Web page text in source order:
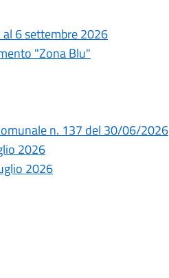
6 settembre 2026
"Zona Blu"
n. 137 del 30/06/2026
2026
2026